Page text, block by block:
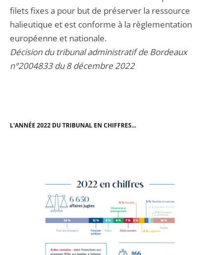
filets fixes a pour but de préserver la ressource
halieutique et est conforme à la règlementation
européenne et nationale.
Décision du tribunal administratif de Bordeaux
n°2004833 du 8 décembre 2022
L'ANNÉE 2022 DU TRIBUNAL EN CHIFFRES...